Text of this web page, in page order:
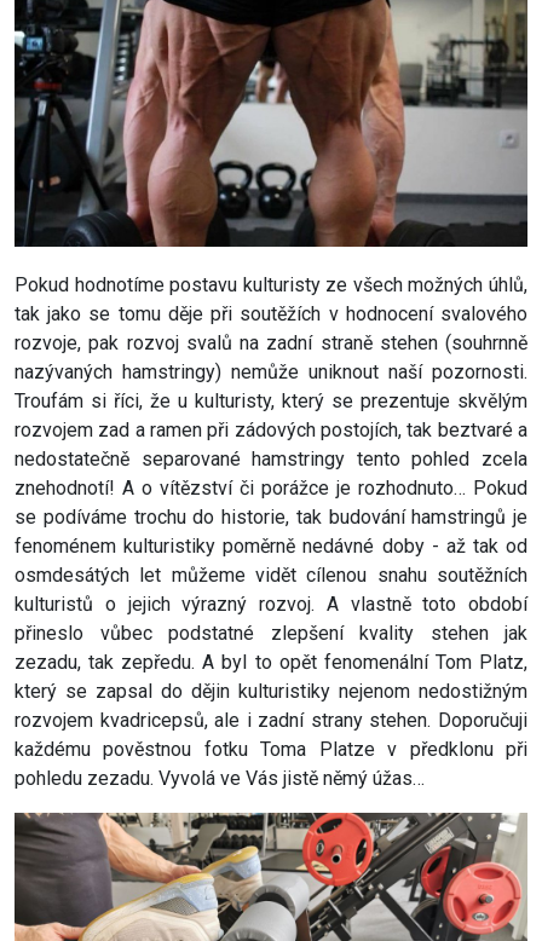
Pokud hodnotíme postavu kulturisty ze všech možných úhlů,
tak jako se tomu děje při soutěžích v hodnocení svalového
rozvoje, pak rozvoj svalů na zadní straně stehen (souhrnně
nazývaných hamstringy) nemůže uniknout naší pozornosti.
Troufám si říci, že u kulturisty, který se prezentuje skvělým
rozvojem zad a ramen při zádových postojích, tak beztvaré a
nedostatečně separované hamstringy tento pohled zcela
znehodnotí! A o vítězství či porážce je rozhodnuto… Pokud
se podíváme trochu do historie, tak budování hamstringů je
fenoménem kulturistiky poměrně nedávné doby - až tak od
osmdesátých let můžeme vidět cílenou snahu soutěžních
kulturistů o jejich výrazný rozvoj. A vlastně toto období
přineslo vůbec podstatné zlepšení kvality stehen jak
zezadu, tak zepředu. A byl to opět fenomenální Tom Platz,
který se zapsal do dějin kulturistiky nejenom nedostižným
rozvojem kvadricepsů, ale i zadní strany stehen. Doporučuji
každému pověstnou fotku Toma Platze v předklonu při
pohledu zezadu. Vyvolá ve Vás jistě němý úžas…